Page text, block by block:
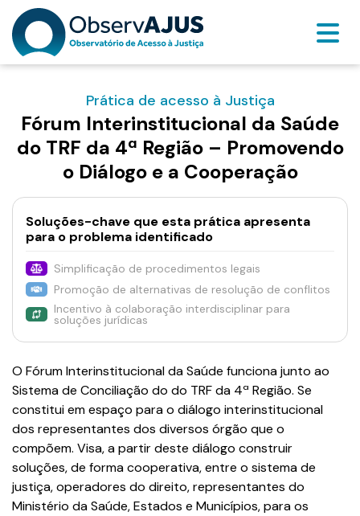
Prática de acesso à Justiça
Fórum Interinstitucional da Saúde
do TRF da 4ª Região – Promovendo
o Diálogo e a Cooperação
Soluções-chave que esta prática apresenta
para o problema identificado
Simplificação de procedimentos legais
Promoção de alternativas de resolução de conflitos
Incentivo à colaboração interdisciplinar para
soluções jurídicas
O Fórum Interinstitucional da Saúde funciona junto ao
Sistema de Conciliação do do TRF da 4ª Região. Se
constitui em espaço para o diálogo interinstitucional
dos representantes dos diversos órgão que o
compõem. Visa, a partir deste diálogo construir
soluções, de forma cooperativa, entre o sistema de
justiça, operadores do direito, representantes do
Ministério da Saúde, Estados e Municípios, para os